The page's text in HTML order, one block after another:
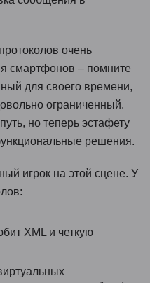
очень
смартфонов – помните
для своего времени,
ограниченный.
но теперь эстафету
решения.
игрок на этой сцене. У
XML и четкую